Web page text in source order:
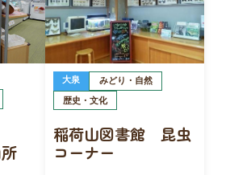
の公演をはじめ、各種講座
や講演会、会議・研修など
にも利用できます。 大ホー
ル（こぶしホール：1,344
席）、小ホール（つつじホ
ール：547席）にはヒアリ
ングループが設置されてお
り、全席で利用可能です。
大泉
みどり・自然
歴史・文化
稲荷山図書館 昆虫
コーナー